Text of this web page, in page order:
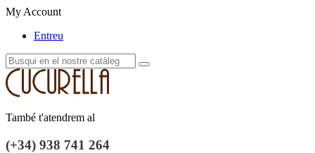
My Account
Entreu
També t'atendrem al
(+34) 938 741 264